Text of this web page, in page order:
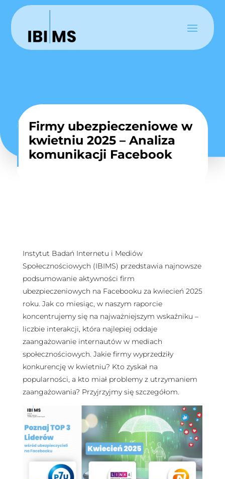
Firmy ubezpieczeniowe w
kwietniu 2025 – Analiza
komunikacji Facebook
Instytut Badań Internetu i Mediów
Społecznościowych (IBIMS) przedstawia najnowsze
podsumowanie aktywności firm
ubezpieczeniowych na Facebooku za kwiecień 2025
roku. Jak co miesiąc, w naszym raporcie
koncentrujemy się na najważniejszym wskaźniku –
liczbie interakcji, która najlepiej oddaje
zaangażowanie internautów w mediach
społecznościowych. Jakie firmy wyprzedziły
konkurencję w kwietniu? Kto zyskał na
popularności, a kto miał problemy z utrzymaniem
zaangażowania? Przyjrzyjmy się szczegółom.